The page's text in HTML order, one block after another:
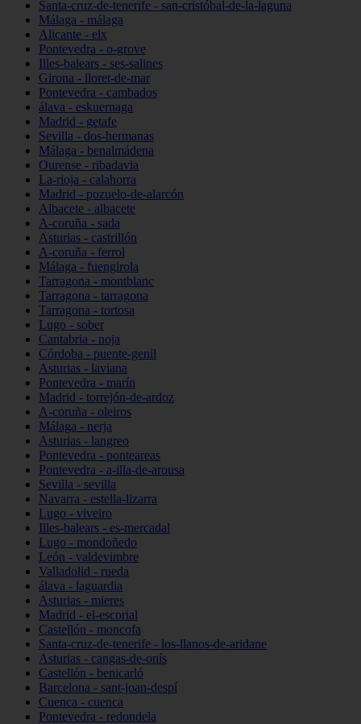
Santa-cruz-de-tenerife - san-cristóbal-de-la-laguna
Málaga - málaga
Alicante - elx
Pontevedra - o-grove
Illes-balears - ses-salines
Girona - lloret-de-mar
Pontevedra - cambados
álava - eskuernaga
Madrid - getafe
Sevilla - dos-hermanas
Málaga - benalmádena
Ourense - ribadavia
La-rioja - calahorra
Madrid - pozuelo-de-alarcón
Albacete - albacete
A-coruña - sada
Asturias - castrillón
A-coruña - ferrol
Málaga - fuengirola
Tarragona - montblanc
Tarragona - tarragona
Tarragona - tortosa
Lugo - sober
Cantabria - noja
Córdoba - puente-genil
Asturias - laviana
Pontevedra - marín
Madrid - torrejón-de-ardoz
A-coruña - oleiros
Málaga - nerja
Asturias - langreo
Pontevedra - ponteareas
Pontevedra - a-illa-de-arousa
Sevilla - sevilla
Navarra - estella-lizarra
Lugo - viveiro
Illes-balears - es-mercadal
Lugo - mondoñedo
León - valdevimbre
Valladolid - rueda
álava - laguardia
Asturias - mieres
Madrid - el-escorial
Castellón - moncofa
Santa-cruz-de-tenerife - los-llanos-de-aridane
Asturias - cangas-de-onís
Castellón - benicarló
Barcelona - sant-joan-despí
Cuenca - cuenca
Pontevedra - redondela